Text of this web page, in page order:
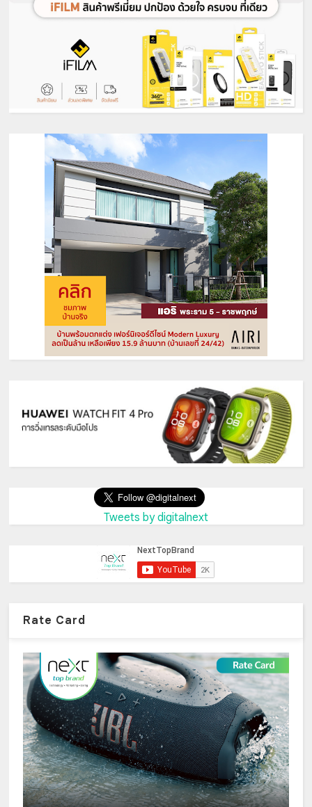
Tweets by digitalnext
Rate Card